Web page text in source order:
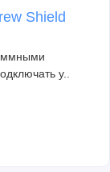
Shield
у..